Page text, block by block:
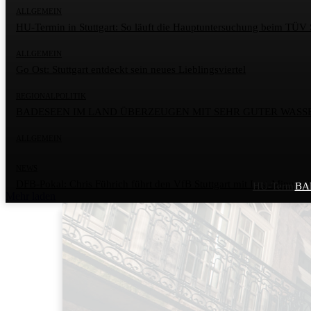
HU-Termin
DFB-Pokal: Chris Führich führt den VfB Stuttgart mit Last-Minute-